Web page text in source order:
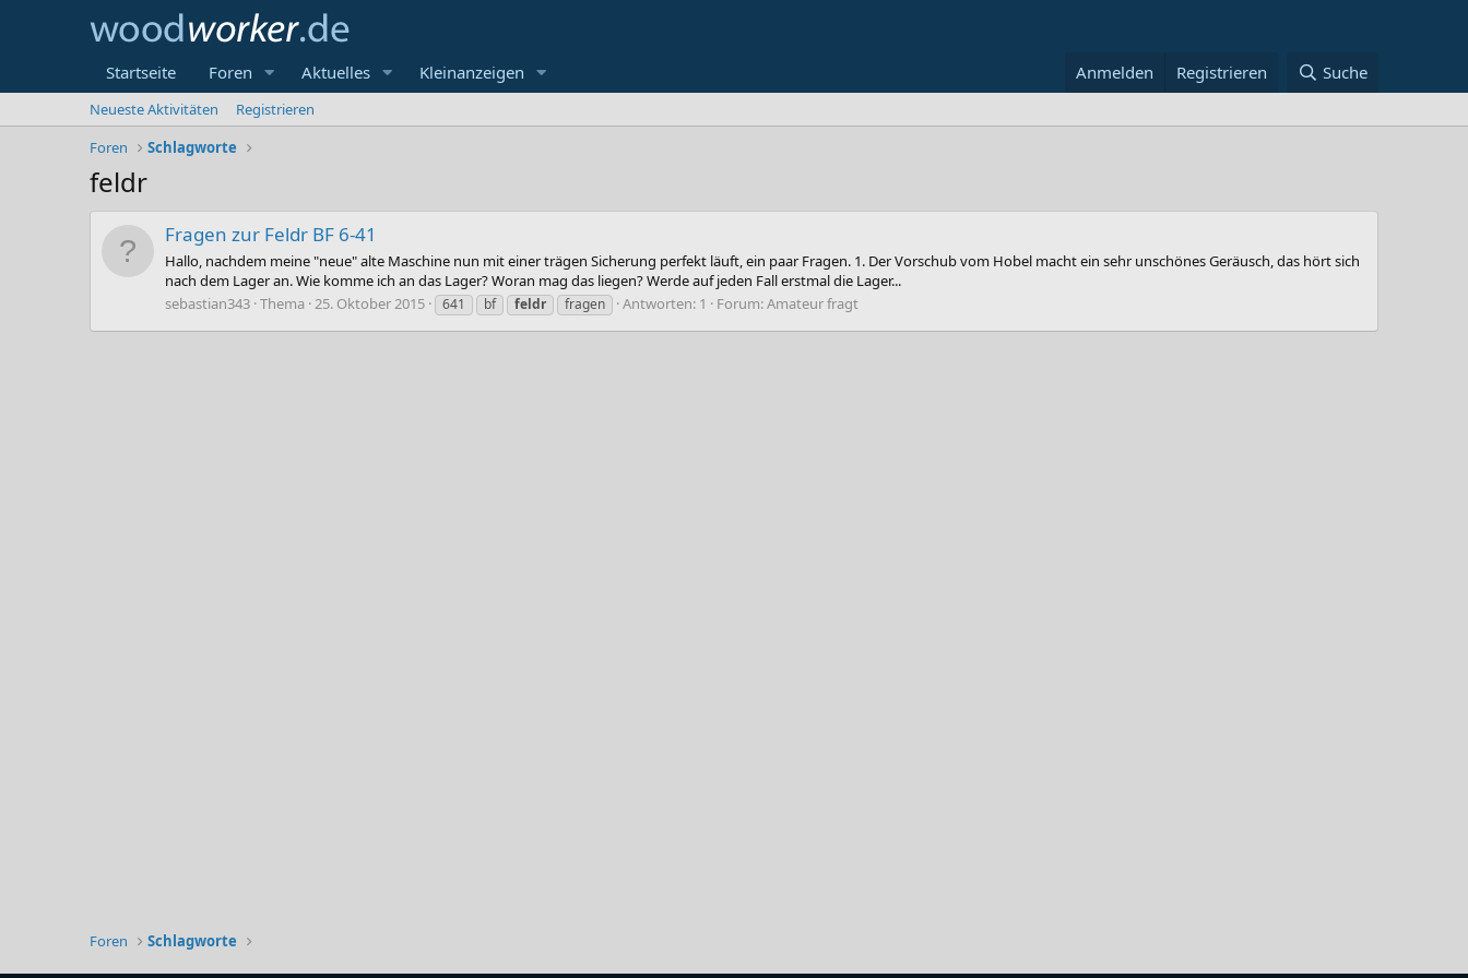
Startseite Foren Aktuelles Kleinanzeigen Anmelden Registrieren Suche
Neueste Aktivitäten
Registrieren
Foren
Schlagworte
feldr
Fragen zur Feldr BF 6-41
Hallo, nachdem meine "neue" alte Maschine nun mit einer trägen Sicherung perfekt läuft, ein paar Fragen. 1. Der Vorschub vom Hobel macht ein sehr unschönes Geräusch, das hört sich
nach dem Lager an. Wie komme ich an das Lager? Woran mag das liegen? Werde auf jeden Fall erstmal die Lager...
sebastian343 Thema 25. Oktober 2015 641 bf feldr fragen Antworten: 1 Forum:Amateur fragt
Foren Schlagworte